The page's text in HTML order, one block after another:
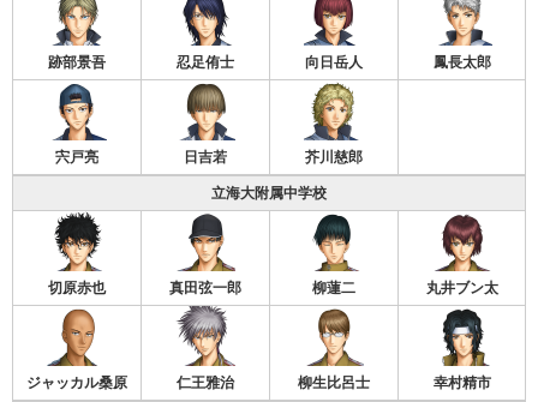
跡部景吾 忍足侑士 向日岳人 鳳長太郎
宍戸亮 日吉若 芥川慈郎
立海大附属中学校
切原赤也 真田弦一郎 柳蓮二 丸井ブン太
ジャッカル桑原 仁王雅治 柳生比呂士 幸村精市